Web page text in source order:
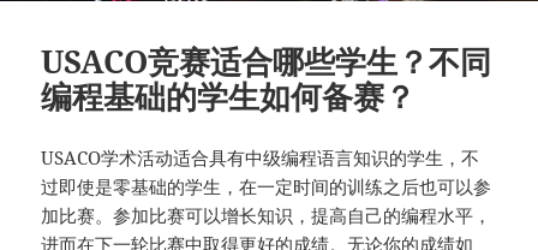
USACO竞赛适合哪些学生？不同
编程基础的学生如何备赛？
USACO学术活动适合具有中级编程语言知识的学生，不
过即使是零基础的学生，在一定时间的训练之后也可以参
加比赛。参加比赛可以增长知识，提高自己的编程水平，
进而在下一轮比赛中取得更好的成绩。无论你的成绩如